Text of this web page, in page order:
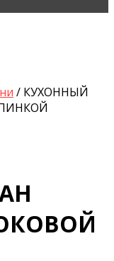
/ КУХОННЫЙ